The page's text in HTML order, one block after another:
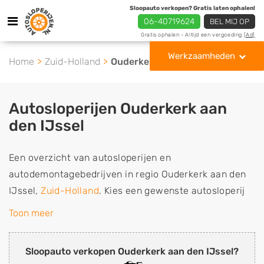
Sloopauto verkopen? Gratis laten ophalen!
06-40719624 BEL MIJ OP
Gratis ophalen - Altijd een vergoeding [Ad]
Werkzaamheden
Home Zuid-Holland Ouderkerk aan den IJssel
Sloopauto verkopen Ouderkerk aan den IJssel?
Autosloperijen Ouderkerk aan
den IJssel
Een overzicht van autosloperijen en
autodemontagebedrijven in regio Ouderkerk aan den
IJssel,Zuid-Holland. Kies een gewenste autosloperij
of autosloop uit de lijst die gespecialiseerd is in de
onderdelen of in de inkoop van sloopauto's,
schadeauto's en tweedehands auto's (ook zonder apk
Toon meer